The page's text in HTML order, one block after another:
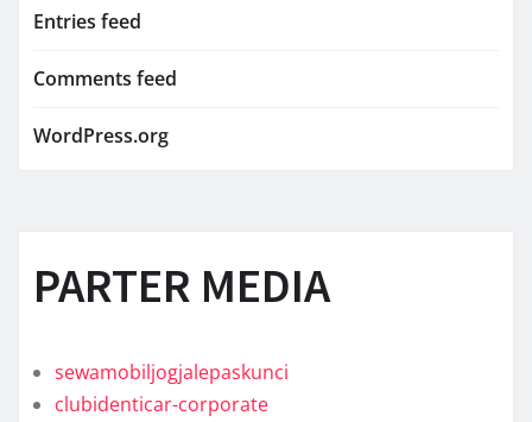
Entries feed
Comments feed
WordPress.org
PARTER MEDIA
sewamobiljogjalepaskunci
clubidenticar-corporate